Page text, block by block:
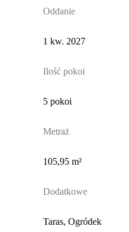
Oddanie
1 kw. 2027
Ilość pokoi
5 pokoi
Metraż
105,95 m²
Dodatkowe
Taras, Ogródek